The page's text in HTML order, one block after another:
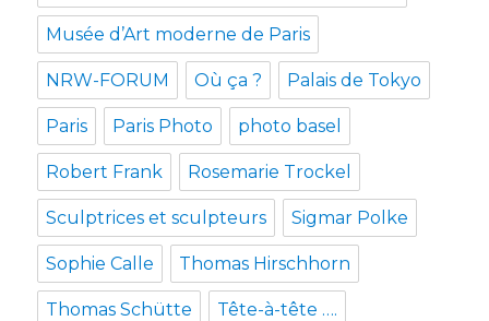
Musée d’Art moderne de Paris
NRW-FORUM Où ça ? Palais de Tokyo
Paris Paris Photo photo basel
Robert Frank Rosemarie Trockel
Sculptrices et sculpteurs Sigmar Polke
Sophie Calle Thomas Hirschhorn
Thomas Schütte Tête-à-tête ….